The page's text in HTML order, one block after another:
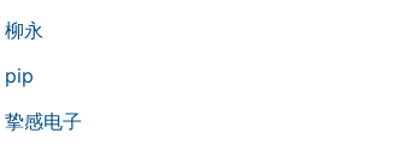
柳永
pip
挚感电子